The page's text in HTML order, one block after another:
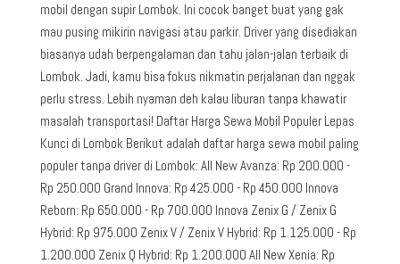
mobil dengan supir Lombok. Ini cocok banget buat yang gak
mau pusing mikirin navigasi atau parkir. Driver yang disediakan
biasanya udah berpengalaman dan tahu jalan-jalan terbaik di
Lombok. Jadi, kamu bisa fokus nikmatin perjalanan dan nggak
perlu stress. Lebih nyaman deh kalau liburan tanpa khawatir
masalah transportasi! Daftar Harga Sewa Mobil Populer Lepas
Kunci di Lombok Berikut adalah daftar harga sewa mobil paling
populer tanpa driver di Lombok: All New Avanza: Rp 200.000 -
Rp 250.000 Grand Innova: Rp 425.000 - Rp 450.000 Innova
Reborn: Rp 650.000 - Rp 700.000 Innova Zenix G / Zenix G
Hybrid: Rp 975.000 Zenix V / Zenix V Hybrid: Rp 1.125.000 - Rp
1.200.000 Zenix Q Hybrid: Rp 1.200.000 All New Xenia: Rp